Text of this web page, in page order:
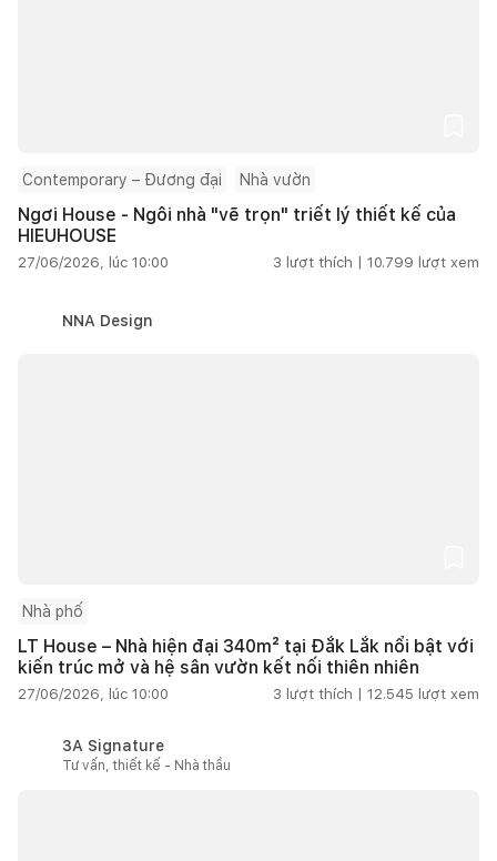
Contemporary – Đương đại Nhà vườn
Ngơi House - Ngôi nhà "vẽ trọn" triết lý thiết kế của
HIEUHOUSE
27/06/2026, lúc 10:00 3 lượt thích | 10.799 lượt xem
NNA Design
Nhà phố
LT House – Nhà hiện đại 340m² tại Đắk Lắk nổi bật với
kiến trúc mở và hệ sân vườn kết nối thiên nhiên
27/06/2026, lúc 10:00 3 lượt thích | 12.545 lượt xem
3A Signature
Tư vấn, thiết kế - Nhà thầu